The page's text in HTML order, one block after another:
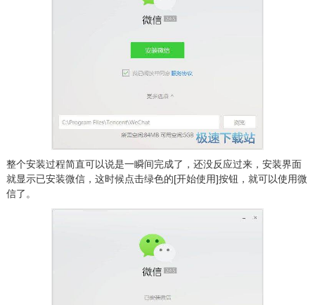
整个安装过程简直可以说是一瞬间完成了，还没反应过来，安装界面
就显示已安装微信，这时候点击绿色的[开始使用]按钮，就可以使用微
信了。